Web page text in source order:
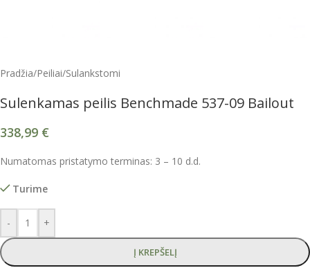
Pradžia/Peiliai/Sulankstomi
Sulenkamas peilis Benchmade 537-09 Bailout
338,99 €
Numatomas pristatymo terminas: 3 – 10 d.d.
Turime
- +
Į KREPŠELĮ